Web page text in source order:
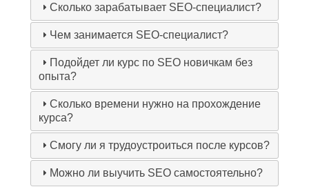
Сколько зарабатывает SEO-специалист?
Чем занимается SEO-специалист?
Подойдет ли курс по SEO новичкам без
опыта?
Сколько времени нужно на прохождение
курса?
Смогу ли я трудоустроиться после курсов?
Можно ли выучить SEO самостоятельно?